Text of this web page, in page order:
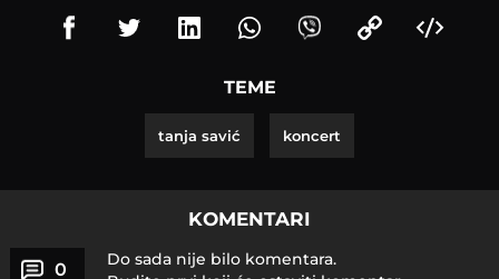
TEME
tanja savić koncert
KOMENTARI
0
Do sada nije bilo komentara.